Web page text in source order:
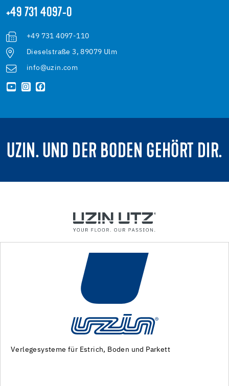
+49 731 4097-0
+49 731 4097-110
Dieselstraße 3, 89079 Ulm
info@uzin.com
UZIN. UND DER BODEN GEHÖRT DIR.
Maschinen und Spezialwerkzeuge zur